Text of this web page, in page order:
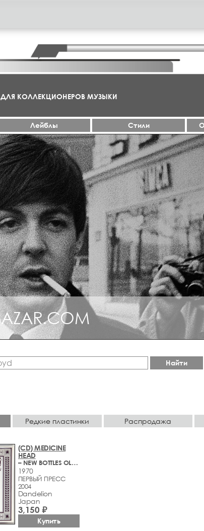
КОЛЛЕКЦИОНЕРОВ МУЗЫКИ
Лейблы Стили
Найти
Редкие пластинки Распродажа
(CD) MEDICINE
HEAD
– NEW BOTTLES OLD MEDICINE
1970
ПЕРВЫЙ ПРЕСС
2004
Dandelion
Japan
3,150 ₽
Купить